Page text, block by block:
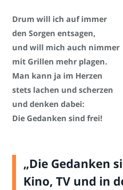
Drum will ich auf immer
den Sorgen entsagen,
und will mich auch nimmer
mit Grillen mehr plagen.
Man kann ja im Herzen
stets lachen und scherzen
und denken dabei:
Die Gedanken sind frei!
„Die Gedanken
Kino, TV und in